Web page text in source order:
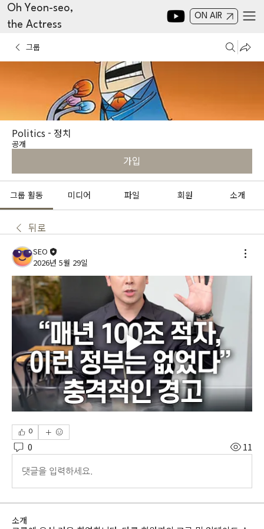
Oh Yeon-seo,
the Actress
ON AIR
그룹
Politics - 정치
공개
가입
그룹 활동 미디어 파일 회원 소개
뒤로
SEO
2026년 5월 29일
0
0 11
댓글을 입력하세요.
소개